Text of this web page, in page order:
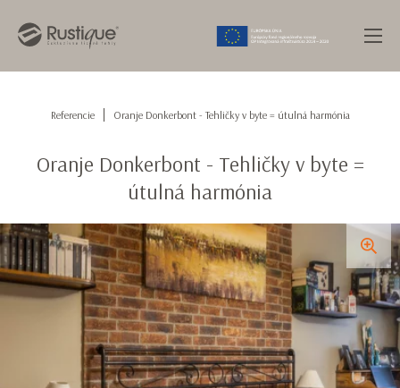
Referencie Oranje Donkerbont - Tehličky v byte = útulná harmónia
Oranje Donkerbont - Tehličky v byte =
útulná harmónia